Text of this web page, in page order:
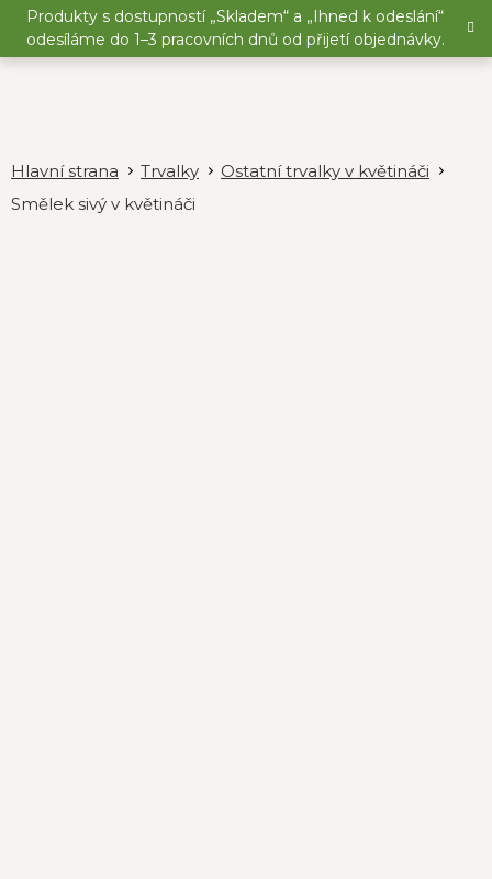
Přejít
obsah
Produkty s dostupností „Skladem“ a „Ihned k odeslání“
odesíláme do 1–3 pracovních dnů od přijetí objednávky.
Trvalky
Ostatní trvalky v květináči
Smělek sivý v květináči